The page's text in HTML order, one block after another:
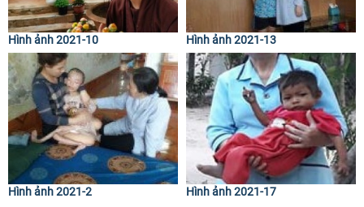
Hình ảnh 2021-10 Hình ảnh 2021-13
Hình ảnh 2021-2 Hình ảnh 2021-17